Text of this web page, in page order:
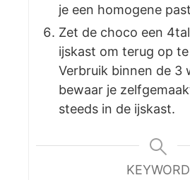
je een homogene
Zet de choco een
ijskast om terug op
Verbruik binnen de 3
bewaar je
steeds in de ijskast.
KEYWORD